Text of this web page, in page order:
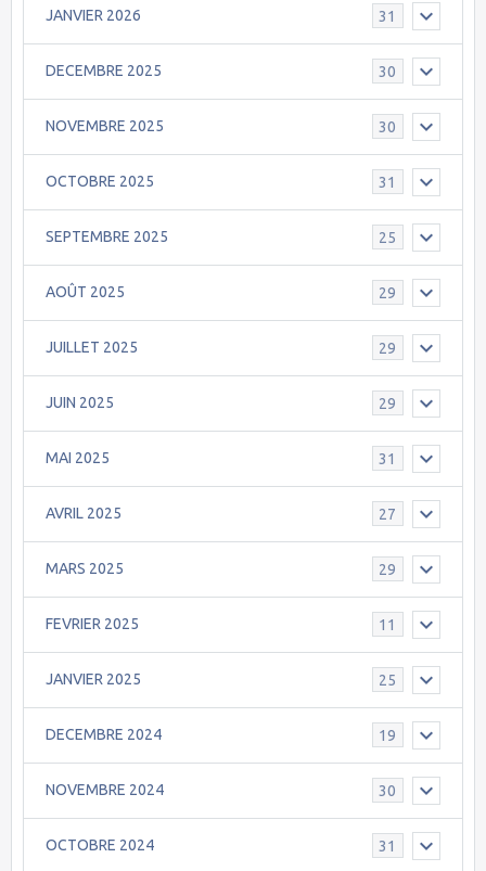
JANVIER 2026 31
DECEMBRE 2025 30
NOVEMBRE 2025 30
OCTOBRE 2025 31
SEPTEMBRE 2025 25
AOÛT 2025 29
JUILLET 2025 29
JUIN 2025 29
MAI 2025 31
AVRIL 2025 27
MARS 2025 29
FEVRIER 2025 11
JANVIER 2025 25
DECEMBRE 2024 19
NOVEMBRE 2024 30
OCTOBRE 2024 31